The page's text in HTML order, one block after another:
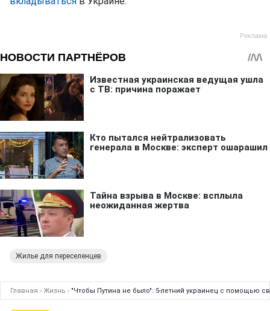
Жилье для переселенцев
Главная › Жизнь › "Чтобы Путина не было": 5-летний украинец с помощью